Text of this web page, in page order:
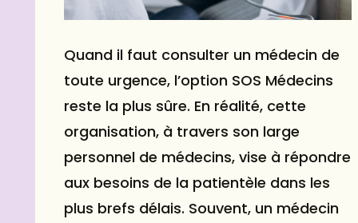
Quand il faut consulter un médecin de
toute urgence, l’option SOS Médecins
reste la plus sûre. En réalité, cette
organisation, à travers son large
personnel de médecins, vise à répondre
aux besoins de la patientèle dans les
plus brefs délais. Souvent, un médecin